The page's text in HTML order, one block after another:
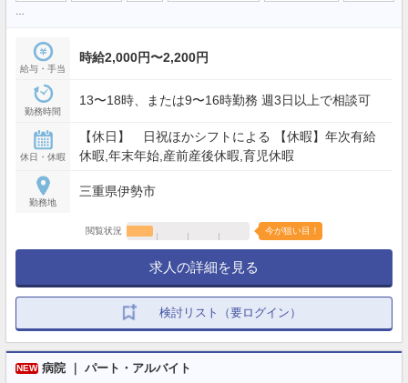
給与・手当
時給2,000円〜2,200円
勤務時間
13〜18時、または9〜16時勤務 週3日以上で相談可
休日・休暇
【休日】 日祝ほかシフトによる 【休暇】年次有給
休暇,年末年始,産前産後休暇,育児休暇
勤務地
三重県伊勢市
閲覧状況 今が狙い目！
求人の詳細を見る
検討リスト（要ログイン）
NEW 病院 ｜ パート・アルバイト